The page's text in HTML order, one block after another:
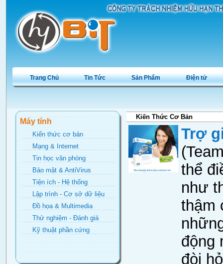
Trang Chủ Tin Tức Sản Phẩm Điện tử
Máy tính
Kiến thức cơ bản
Mạng & Internet
Tin học văn phòng
Bảo mật & AntiVirus
Tiện ích - Hệ thống
Lập trình - Cơ sở dữ liệu
Đồ họa & Multimedia
Thử nghiệm - Đánh giá
Kỹ thuật phần cứng
Kiến Thức Cơ Bản
Trợ
thể
như
thậm
động
đòi